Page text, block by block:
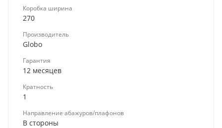
Коробка ширина
270
Производитель
Globo
Гарантия
12 месяцев
Кратность
1
Направление абажуров/плафонов
В стороны